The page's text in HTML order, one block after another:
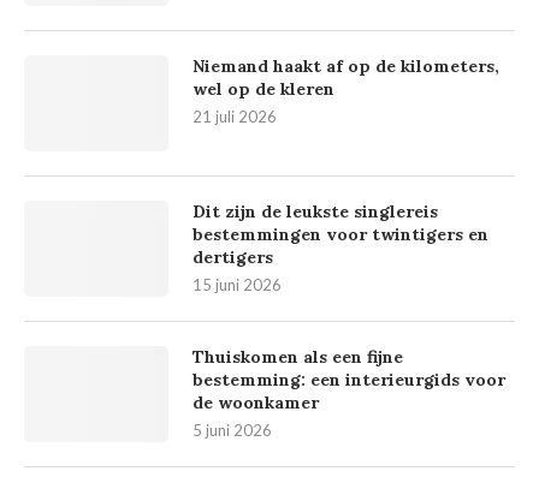
Niemand haakt af op de kilometers,
wel op de kleren
21 juli 2026
Dit zijn de leukste singlereis
bestemmingen voor twintigers en
dertigers
15 juni 2026
Thuiskomen als een fijne
bestemming: een interieurgids voor
de woonkamer
5 juni 2026